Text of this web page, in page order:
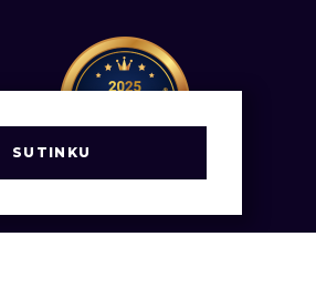
SUTINKU